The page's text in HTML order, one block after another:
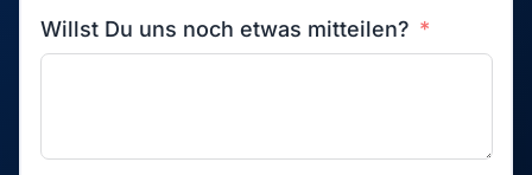
Willst Du uns noch etwas mitteilen?